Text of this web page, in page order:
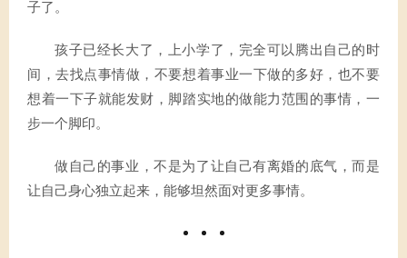
子了。
孩子已经长大了，上小学了，完全可以腾出自己的时
间，去找点事情做，不要想着事业一下做的多好，也不要
想着一下子就能发财，脚踏实地的做能力范围的事情，一
步一个脚印。
做自己的事业，不是为了让自己有离婚的底气，而是
让自己身心独立起来，能够坦然面对更多事情。